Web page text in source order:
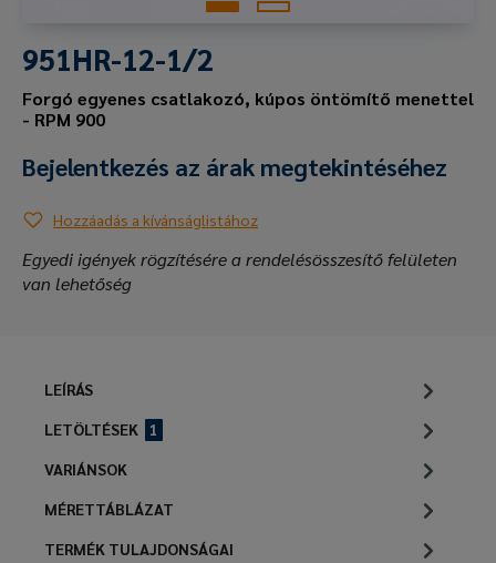
951HR-12-1/2
Forgó egyenes csatlakozó, kúpos öntömítő menettel
- RPM 900
Bejelentkezés az árak megtekintéséhez
Hozzáadás a kívánságlistához
Egyedi igények rögzítésére a rendelésösszesítő felületen
van lehetőség
LEÍRÁS
LETÖLTÉSEK
1
VARIÁNSOK
MÉRETTÁBLÁZAT
TERMÉK TULAJDONSÁGAI